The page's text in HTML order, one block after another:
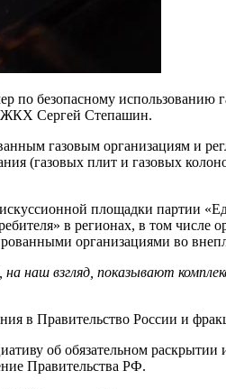
безопасному использованию
ЖКХ Сергей Степашин.
газовым организациям и
(газовых плит и газовых
площадки партии
в регионах, в том числе
организациями во
наш взгляд, показывают
в Правительство России и
об обязательном
Правительства РФ.